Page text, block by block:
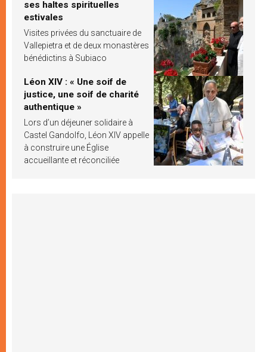
ses haltes spirituelles
estivales
Visites privées du sanctuaire de
Vallepietra et de deux monastères
bénédictins à Subiaco
Léon XIV : « Une soif de
justice, une soif de charité
authentique »
Lors d’un déjeuner solidaire à
Castel Gandolfo, Léon XIV appelle
à construire une Église
accueillante et réconciliée